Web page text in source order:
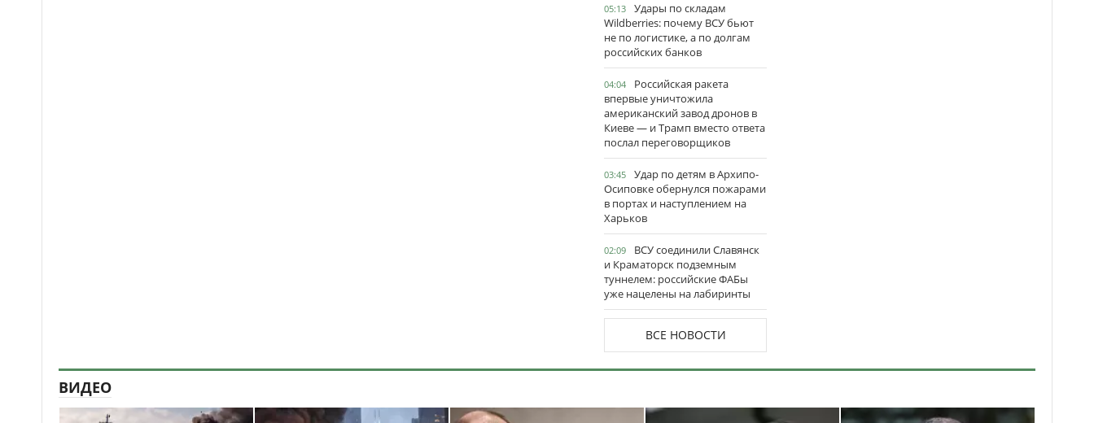
05:13
Удары по складам
Wildberries: почему ВСУ бьют
не по логистике, а по долгам
российских банков
04:04
Российская ракета
впервые уничтожила
американский завод дронов в
Киеве — и Трамп вместо ответа
послал переговорщиков
03:45
Удар по детям в Архипо-
Осиповке обернулся пожарами
в портах и наступлением на
Харьков
02:09
ВСУ соединили Славянск
и Краматорск подземным
туннелем: российские ФАБы
уже нацелены на лабиринты
ВСЕ НОВОСТИ
ВИДЕО